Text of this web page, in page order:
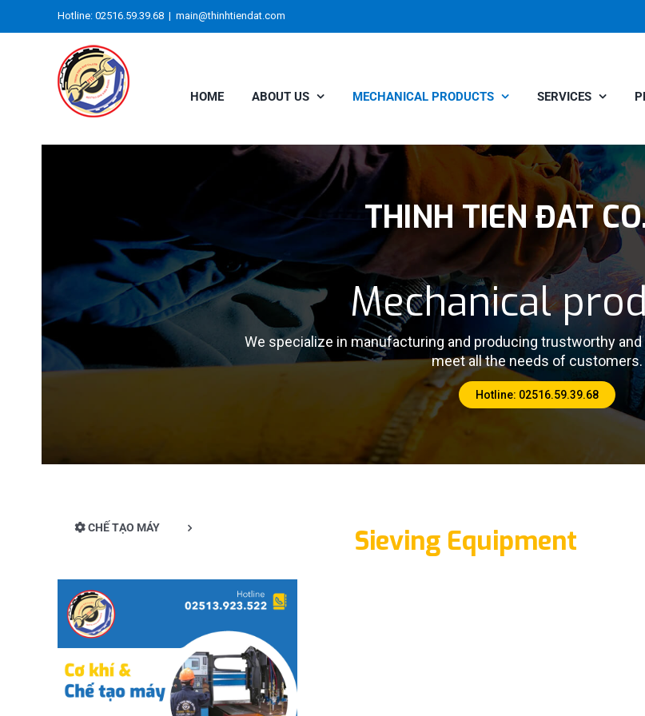
content
Hotline: 02516.59.39.68 | main@thinhtiendat.com
HOME ABOUT US MECHANICAL PRODUCTS SERVICES
Mechanical
THINH TIEN ĐAT
We specialize in manufacturing and producing trustworthy
meet all the needs of customers.
Hotline: 02516.59.39.68
Sieving Equipment
CHẾ TẠO MÁY